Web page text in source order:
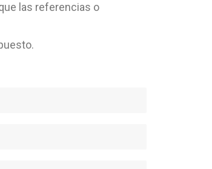
las referencias o